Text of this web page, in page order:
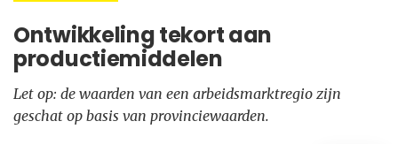
Ontwikkeling tekort aan
productiemiddelen
Let op: de waarden van een arbeidsmarktregio zijn
geschat op basis van provinciewaarden.